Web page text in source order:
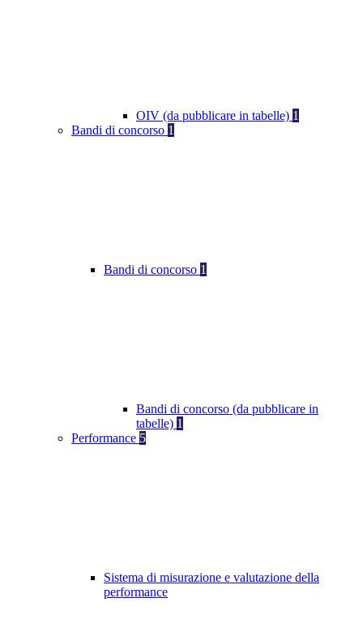
OIV (da pubblicare in tabelle) 1
Bandi di concorso 1
Bandi di concorso 1
Bandi di concorso (da pubblicare in
tabelle) 1
Performance 5
Sistema di misurazione e valutazione della
performance